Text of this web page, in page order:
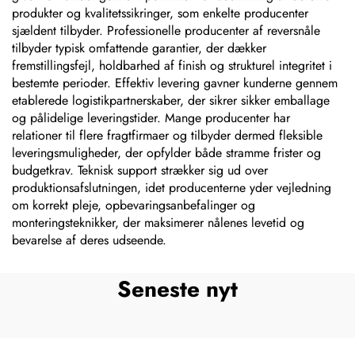
produkter og kvalitetssikringer, som enkelte producenter
sjældent tilbyder. Professionelle producenter af reversnåle
tilbyder typisk omfattende garantier, der dækker
fremstillingsfejl, holdbarhed af finish og strukturel integritet i
bestemte perioder. Effektiv levering gavner kunderne gennem
etablerede logistikpartnerskaber, der sikrer sikker emballage
og pålidelige leveringstider. Mange producenter har
relationer til flere fragtfirmaer og tilbyder dermed fleksible
leveringsmuligheder, der opfylder både stramme frister og
budgetkrav. Teknisk support strækker sig ud over
produktionsafslutningen, idet producenterne yder vejledning
om korrekt pleje, opbevaringsanbefalinger og
monteringsteknikker, der maksimerer nålenes levetid og
bevarelse af deres udseende.
Seneste nyt